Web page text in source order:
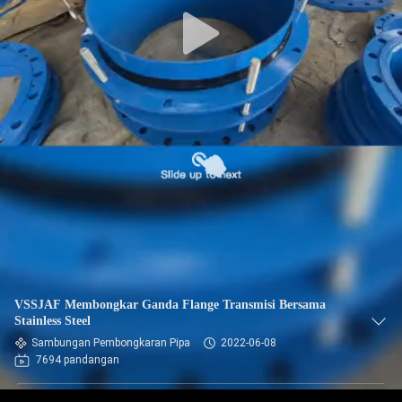
PABRIK
KONTROL
KUALITAS
HUBUNGI
KAMI
PERMINTAAN
PENAWARAN
SITEMAP
VSSJAF Membongkar Ganda Flange Transmisi Bersama
Stainless Steel
Sambungan Pembongkaran Pipa
2022-06-08
7694 pandangan